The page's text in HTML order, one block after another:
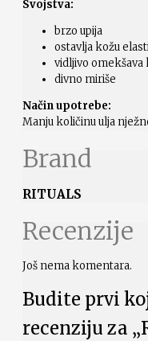
Svojstva:
brzo upija
ostavlja kožu
vidljivo omekšava
divno miriše
Način upotrebe:
Manju količinu ulja
Brand
RITUALS
Recenzije
Još nema komentara.
Budite prvi
recenziju za